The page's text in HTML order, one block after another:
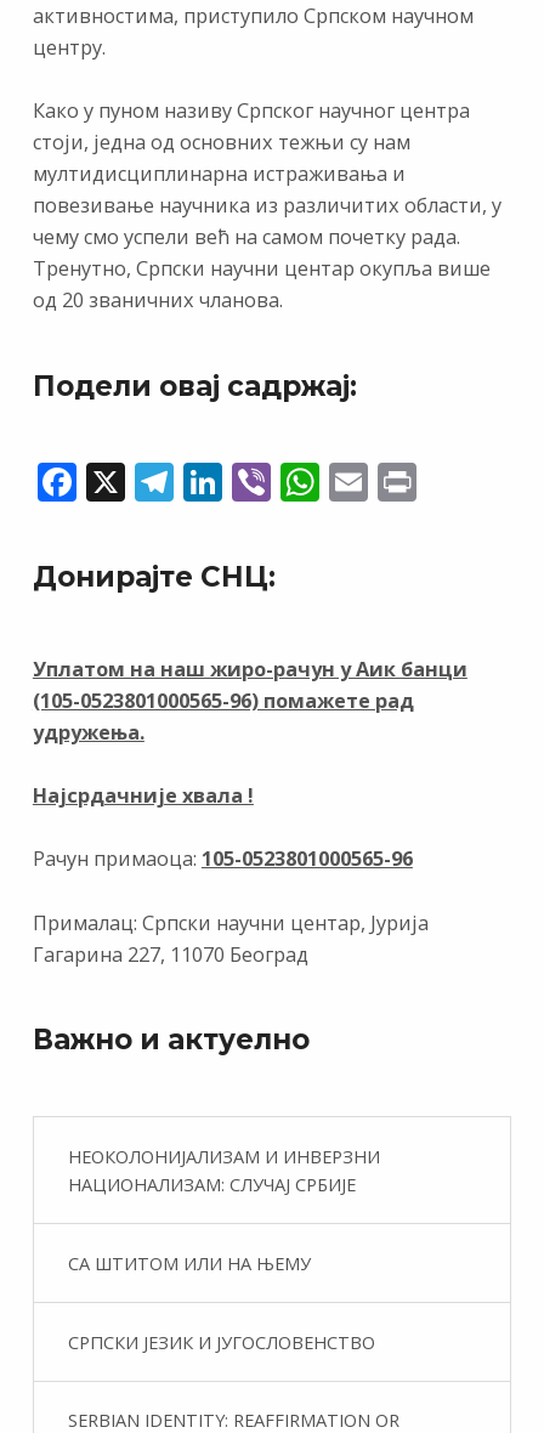
активностима, приступило Српском научном
центру.
Како у пуном називу Српског научног центра
стоји, једна од основних тежњи су нам
мултидисциплинарна истраживања и
повезивање научника из различитих области, у
чему смо успели већ на самом почетку рада.
Тренутно, Српски научни центар окупља више
од 20 званичних чланова.
Подели овај садржај:
F
e
b
o
k
X T
e
gr
m
Li
k
e
n
Vi
er
W
p
p
E Pr
Донирајте СНЦ:
Уплатом на наш жиро-рачун у Аик банци
(105-0523801000565-96) помажете рад
удружења.
Најсрдачније хвала !
Рачун примаоца: 105-0523801000565-96
Прималац: Српски научни центар, Јурија
Гагарина 227, 11070 Београд
Важно и актуелно
НЕОКОЛОНИЈАЛИЗАМ И ИНВЕРЗНИ
НАЦИОНАЛИЗАМ: СЛУЧАЈ СРБИЈЕ
СА ШТИТОМ ИЛИ НА ЊЕМУ
СРПСКИ ЈЕЗИК И ЈУГОСЛОВЕНСТВО
SERBIAN IDENTITY: REAFFIRMATION OR